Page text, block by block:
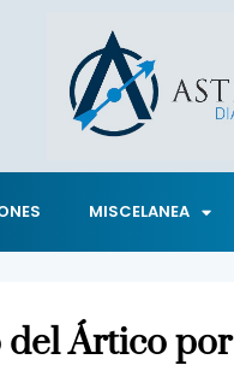
MISCELANEA
del Ártico por